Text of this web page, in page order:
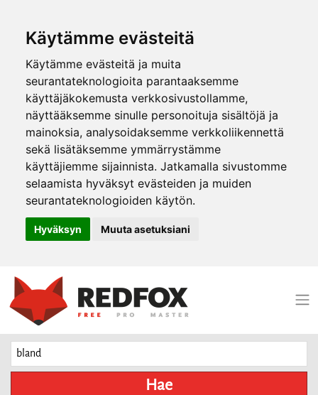
Käytämme evästeitä
Käytämme evästeitä ja muita
seurantateknologioita parantaaksemme
käyttäjäkokemusta verkkosivustollamme,
näyttääksemme sinulle personoituja sisältöjä ja
mainoksia, analysoidaksemme verkkoliikennettä
sekä lisätäksemme ymmärrystämme
käyttäjiemme sijainnista. Jatkamalla sivustomme
selaamista hyväksyt evästeiden ja muiden
seurantateknologioiden käytön.
Hyväksyn Muuta asetuksiani
Hae